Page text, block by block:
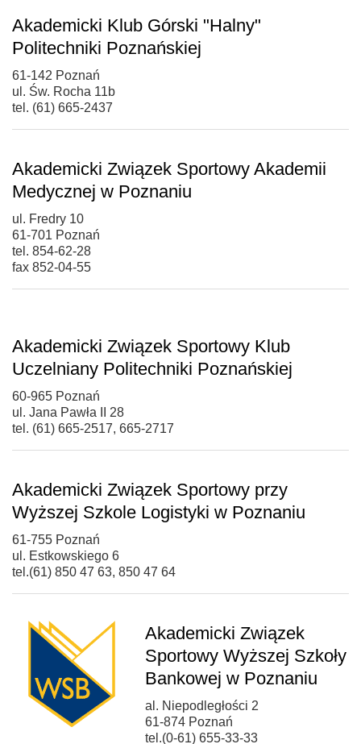
Akademicki Klub Górski "Halny"
Politechniki Poznańskiej
61-142 Poznań
ul. Św. Rocha 11b
tel. (61) 665-2437
Akademicki Związek Sportowy Akademii
Medycznej w Poznaniu
ul. Fredry 10
61-701 Poznań
tel. 854-62-28
fax 852-04-55
Akademicki Związek Sportowy Klub
Uczelniany Politechniki Poznańskiej
60-965 Poznań
ul. Jana Pawła II 28
tel. (61) 665-2517, 665-2717
Akademicki Związek Sportowy przy
Wyższej Szkole Logistyki w Poznaniu
61-755 Poznań
ul. Estkowskiego 6
tel.(61) 850 47 63, 850 47 64
Akademicki Związek
Sportowy Wyższej Szkoły
Bankowej w Poznaniu
al. Niepodległości 2
61-874 Poznań
tel.(0-61) 655-33-33